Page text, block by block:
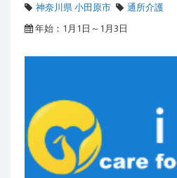
神奈川県 小田原市
通所介護
年始：1月1日～1月3日